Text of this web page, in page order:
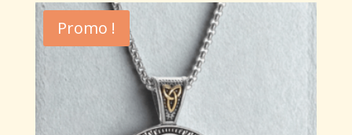
Promo !